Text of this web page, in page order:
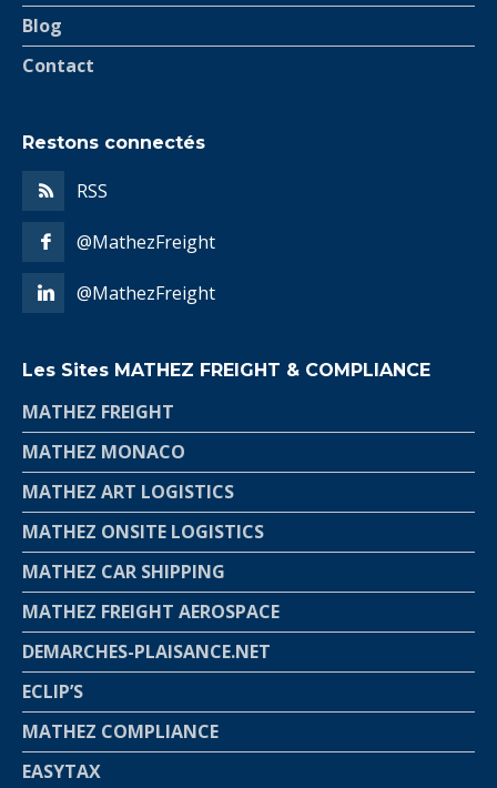
Blog
Contact
Restons connectés
RSS
@MathezFreight
@MathezFreight
Les Sites MATHEZ FREIGHT & COMPLIANCE
MATHEZ FREIGHT
MATHEZ MONACO
MATHEZ ART LOGISTICS
MATHEZ ONSITE LOGISTICS
MATHEZ CAR SHIPPING
MATHEZ FREIGHT AEROSPACE
DEMARCHES-PLAISANCE.NET
ECLIP’S
MATHEZ COMPLIANCE
EASYTAX